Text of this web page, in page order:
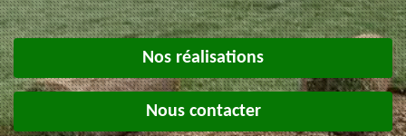
Nos réalisations
Nous contacter